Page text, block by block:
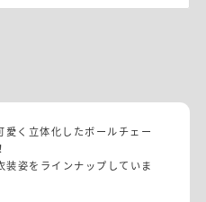
愛く立体化したボールチェー
姿をラインナップしていま